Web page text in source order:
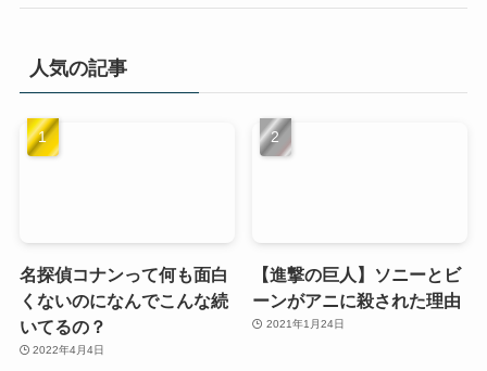
人気の記事
名探偵コナンって何も面白
くないのになんでこんな続
いてるの？
2022年4月4日
【進撃の巨人】ソニーとビ
ーンがアニに殺された理由
2021年1月24日